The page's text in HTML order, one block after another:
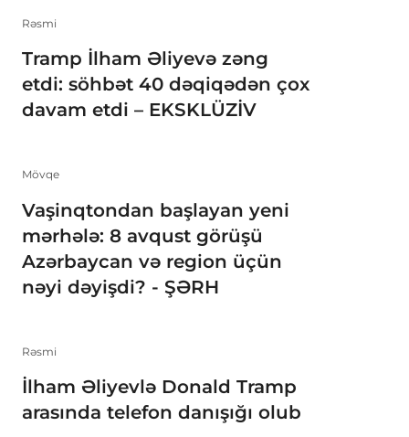
Rəsmi
Tramp İlham Əliyevə zəng
etdi: söhbət 40 dəqiqədən çox
davam etdi – EKSKLÜZİV
Mövqe
Vaşinqtondan başlayan yeni
mərhələ: 8 avqust görüşü
Azərbaycan və region üçün
nəyi dəyişdi? - ŞƏRH
Rəsmi
İlham Əliyevlə Donald Tramp
arasında telefon danışığı olub